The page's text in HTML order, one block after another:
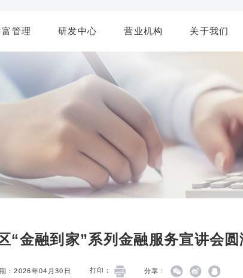
富管理 研发中心 营业机构 关于我们
“金融到家”系列金融服务宣讲会
：2026年04月30日 打印： 分享：